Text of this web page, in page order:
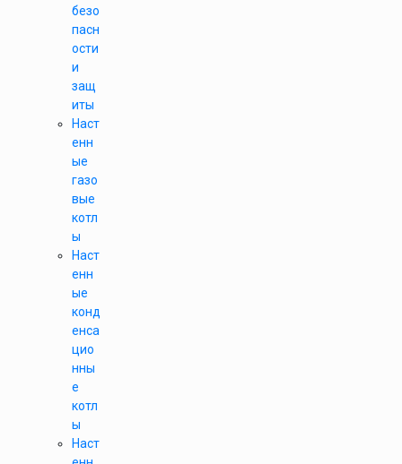
безо
пасн
ости
и
защ
иты
Наст
енн
ые
газо
вые
котл
ы
Наст
енн
ые
конд
енса
цио
нны
е
котл
ы
Наст